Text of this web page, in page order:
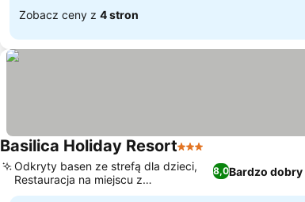
Zobacz ceny z 4 stron
Basilica Holiday Resort3 Kategoria
8,0Bardzo dobry
Odkryty basen ze strefą dla dzieci,
Restauracja na miejscu z
różnorodnymi opcjami